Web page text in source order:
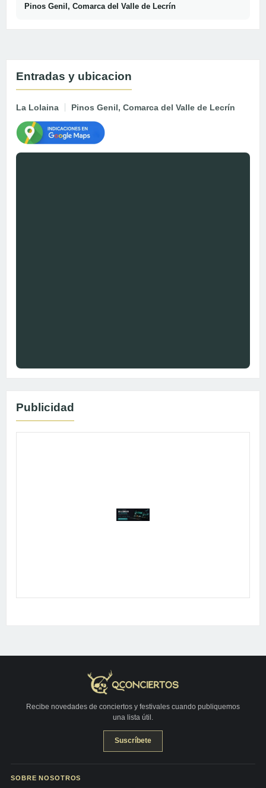
Pinos Genil, Comarca del Valle de Lecrín
Entradas y ubicacion
La Lolaina Pinos Genil, Comarca del Valle de Lecrín
Publicidad
Publicidad
Recibe novedades de conciertos y festivales cuando publiquemos
una lista útil.
Suscríbete
SOBRE NOSOTROS